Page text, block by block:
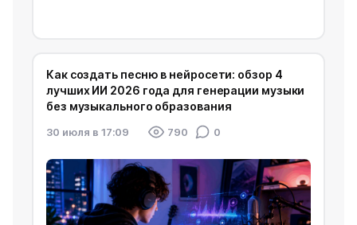
Как создать песню в нейросети: обзор 4
лучших ИИ 2026 года для генерации музыки
без музыкального образования
30 июля в 17:09 790 0